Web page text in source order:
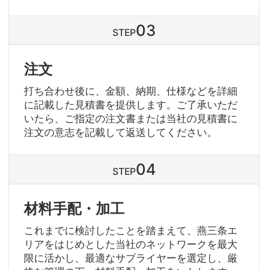
STEP
注文
打ち合わせ後に、金額、納期、仕様などを詳細
に記載した見積書を提供します。ご了承いただ
いたら、ご指定の注文書または当社の見積書に
注文の意志を記載して返送してください。
STEP
材料手配・加工
これまでに検討したことを踏まえて、燕三条エ
リアをはじめとした当社のネットワークを最大
限に活かし、最適なサプライヤーを選定し、厳